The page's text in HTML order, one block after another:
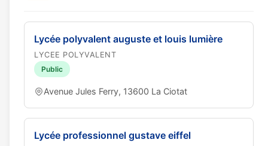
Lycée polyvalent auguste et louis lumière
LYCEE POLYVALENT
Public
Avenue Jules Ferry, 13600 La Ciotat
Lycée professionnel gustave eiffel